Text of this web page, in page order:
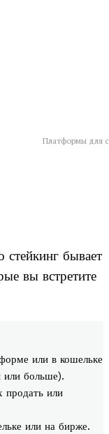
Платформы для
бывает
вы встретите
или в кошельке
или больше).
продать или
или на бирже.